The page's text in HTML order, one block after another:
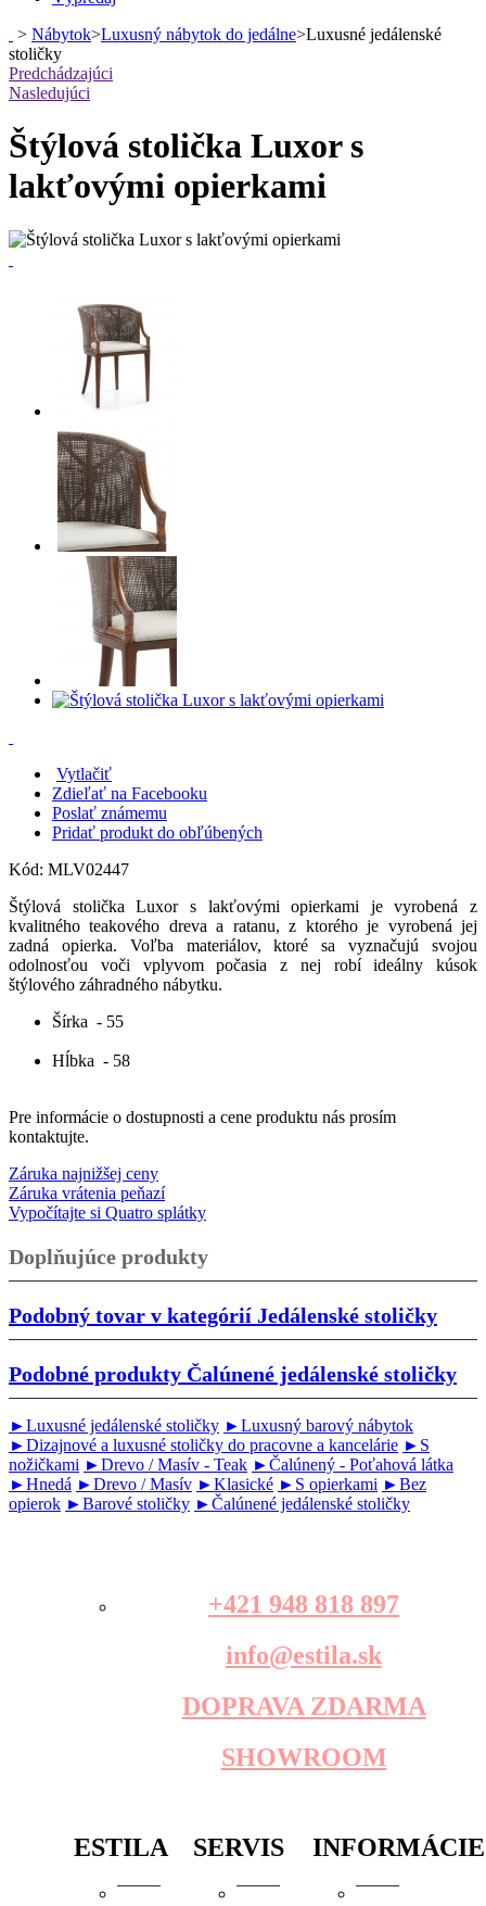
> Nábytok>Luxusný nábytok do jedálne>Luxusné jedálenské
stoličky
Predchádzajúci
Nasledujúci
Štýlová stolička Luxor s
lakťovými opierkami
Vytlačiť
Zdieľať na Facebooku
Poslať známemu
Pridať produkt do obľúbených
Kód: MLV02447
Štýlová stolička Luxor s lakťovými opierkami je vyrobená z
kvalitného teakového dreva a ratanu, z ktorého je vyrobená jej
zadná opierka. Voľba materiálov, ktoré sa vyznačujú svojou
odolnosťou voči vplyvom počasia z nej robí ideálny kúsok
štýlového záhradného nábytku.
Šírka - 55
Hĺbka - 58
Pre informácie o dostupnosti a cene produktu nás prosím
kontaktujte.
Záruka najnižšej ceny
Záruka vrátenia peňazí
Vypočítajte si Quatro splátky
Doplňujúce produkty
Podobný tovar v kategórií Jedálenské stoličky
Podobné produkty Čalúnené jedálenské stoličky
►Luxusné jedálenské stoličky ►Luxusný barový nábytok
►Dizajnové a luxusné stoličky do pracovne a kancelárie ►S
nožičkami ►Drevo / Masív - Teak ►Čalúnený - Poťahová látka
►Hnedá ►Drevo / Masív ►Klasické ►S opierkami ►Bez
opierok ►Barové stoličky ►Čalúnené jedálenské stoličky
+421 948 818 897
info@estila.sk
DOPRAVA ZDARMA
SHOWROOM
ESTILA SERVIS INFORMÁCIE